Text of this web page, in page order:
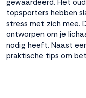
gewaardeerd. Het
topsporters hebben
stress met zich mee.
ontworpen om je
nodig heeft. Naast
praktische tips om